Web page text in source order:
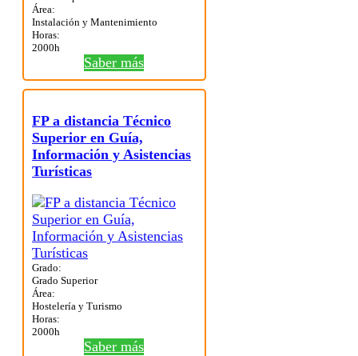
Área:
Instalación y Mantenimiento
Horas:
2000h
Saber más
FP a distancia Técnico
Superior en Guía,
Información y Asistencias
Turísticas
Grado:
Grado Superior
Área:
Hostelería y Turismo
Horas:
2000h
Saber más